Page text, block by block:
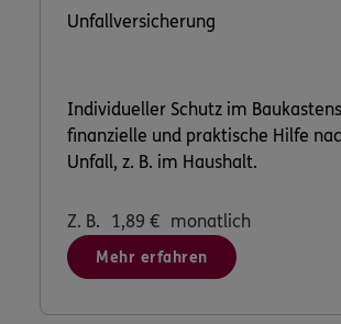
Unfallversicherung
Individueller Schutz im
finanzielle und praktische Hilfe
Unfall, z. B. im Haushalt.
Z. B. 1,89 € monatlich
Mehr erfahren